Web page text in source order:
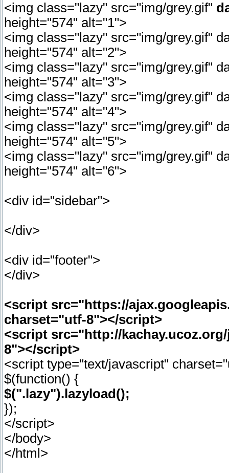
<img class="lazy" src="img/grey.gif"
height="574" alt="1">
<img class="lazy" src="img/grey.gif"
height="574" alt="2">
<img class="lazy" src="img/grey.gif"
height="574" alt="3">
<img class="lazy" src="img/grey.gif"
height="574" alt="4">
<img class="lazy" src="img/grey.gif"
height="574" alt="5">
<img class="lazy" src="img/grey.gif"
height="574" alt="6">
<div id="sidebar">
</div>
<div id="footer">
</div>
<script src="https://
charset="utf-8"></script>
<script src="http://
8"></script>
<script type="text/javascript"
$(function() {
$(".lazy").lazyload();
});
</script>
</body>
</html>